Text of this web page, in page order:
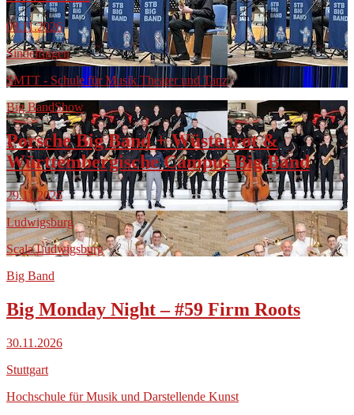
08.11.2026
Sindelfingen
SMTT - Schule für Musik Theater und Tanz
Big BandShow
Porsche Big Band + Wüstenrot &
Württembergische Campus Big Band
29.11.2026
Ludwigsburg
Scala Ludwigsburg
Big Band
Big Monday Night – #59 Firm Roots
30.11.2026
Stuttgart
Hochschule für Musik und Darstellende Kunst